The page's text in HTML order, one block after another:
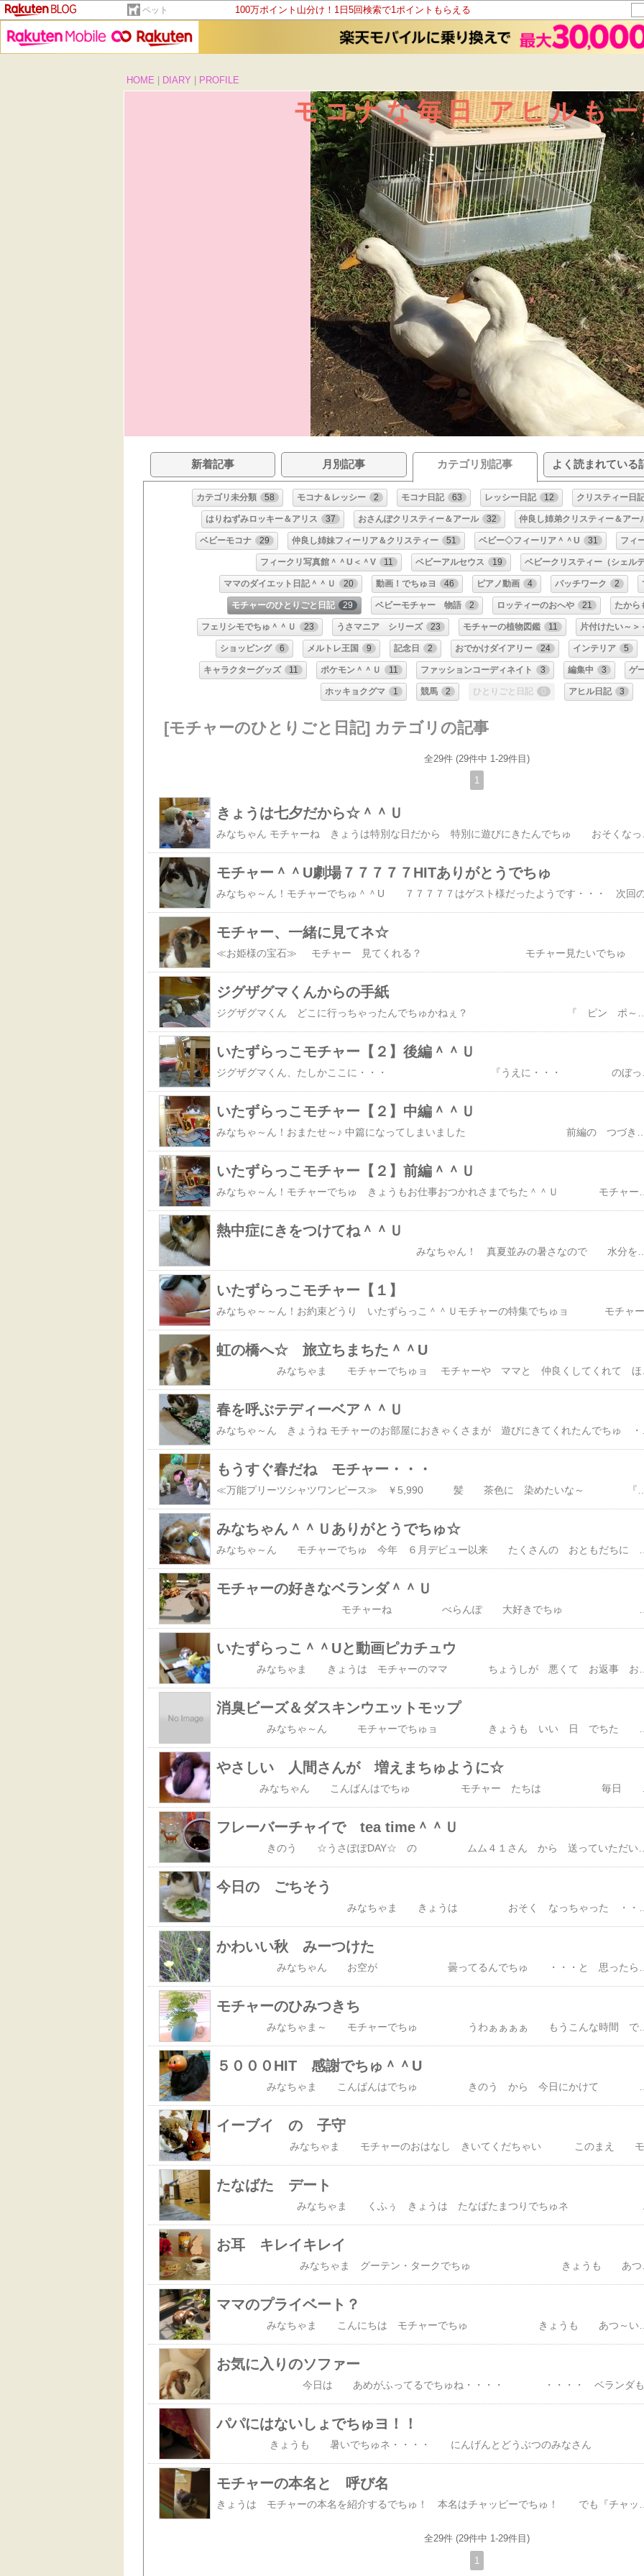
ペット 100万ポイント山分け！1日5回検索で1ポイントもらえる
HOME
DIARY PROFILE
モコナな毎日 アヒルも一
新着記事 月別記事 カテゴリ別記事 よく読まれている
カテゴリ未分類 58 モコナ＆レッシー 2 モコナ日記 63 レッシー日記 12 クリスティー日
はりねずみロッキー＆アリス 37 おさんぽクリスティー＆アール 32 仲良し姉弟クリスティー＆アー
ベビーモコナ 29 仲良し姉妹フィーリア＆クリスティー 51 ベビー◇フィーリア＾＾U 31 フィ
フィークリ写真館＾＾U＜＾V 11 ベビーアルセウス 19 ベビークリスティー（シェルテ
ママのダイエット日記＾＾Ｕ 20 動画！でちゅヨ 46 ピアノ動画 4 パッチワーク 2
モチャーのひとりごと日記 29 ベビーモチャー 物語 2 ロッティーのおへや 21 たから
フェリシモでちゅ＾＾Ｕ 23 うさマニア シリーズ 23 モチャーの植物図鑑 11 片付けたい～＞
ショッピング 6 メルトレ王国 9 記念日 2 おでかけダイアリー 24 インテリア 5
キャラクターグッズ 11 ポケモン＾＾Ｕ 11 ファッションコーディネイト 3 編集中 3 ゲ
ホッキョクグマ 1 競馬 2 ひとりごと日記 0 アヒル日記 3
[モチャーのひとりごと日記] カテゴリの記事
全29件 (29件中 1-29件目)
1
きょうは七夕だから☆＾＾Ｕ
モチャー＾＾U劇場７７７７７HITありがとうでちゅ
モチャー、一緒に見てネ☆
ジグザグマくんからの手紙
いたずらっこモチャー【２】後編＾＾Ｕ
いたずらっこモチャー【２】中編＾＾Ｕ
いたずらっこモチャー【２】前編＾＾Ｕ
熱中症にきをつけてね＾＾Ｕ
いたずらっこモチャー【１】
虹の橋へ☆ 旅立ちまちた＾＾U
春を呼ぶテディーベア＾＾Ｕ
もうすぐ春だね モチャー・・・
みなちゃん＾＾Ｕありがとうでちゅ☆
モチャーの好きなベランダ＾＾Ｕ
いたずらっこ＾＾Uと動画ピカチュウ
消臭ビーズ＆ダスキンウエットモップ
やさしい 人間さんが 増えまちゅように☆
フレーバーチャイで tea time＾＾Ｕ
今日の ごちそう
かわいい秋 みーつけた
モチャーのひみつきち
みなちゃま～ モチャーでちゅ うわぁぁぁぁ もうこんな時間 でちゅ ママ はやく 日記書いてくだちゃいネ まず きょう こんな子が届いたんでちゅ そうでちゅ アジアンタムさん でちゅ ママが だぁ～いすきで ずっとほしかった すずしげ～な 観葉植物でちゅ。 『ちょっとぉ～ ママ あの きれいなブルーのいれもの モチャーの おやついれに って 買ってくれたのにー 』 『ちょっと アジアンタムさんに かしてあげてネ つぎの 土曜日 パパに 植え替えてもらうから 』 『どこに でちゅか』 『ひ み つ 』 たのしみに してるでちゅ あ ・・・ ひみつ と言えば ・・・ モチャーのひみつきち の ご紹介が 予告編 だけ だったでちゅ・・・ では ご紹介するでちゅネ ママが はこを もってきて 1分で作ってくれた あたらしい ひみつきち でちゅ ４つの方向から 出入りできて しかも つっぱりラックの １Fに 続いているんでちゅ いま モチャーが 向いているのが つっぱりマンションの １F でちゅ。 なかでは お昼寝 したり おやつ も もらえるんでちゅ ひみつきち って 最高でちゅねぇ
５０００HIT 感謝でちゅ＾＾U
イーブイ の 子守
たなばた デート
お耳 キレイキレイ
ママのプライベート？
お気に入りのソファー
パパにはないしょでちゅヨ！！
モチャーの本名と 呼び名
全29件 (29件中 1-29件目)
1